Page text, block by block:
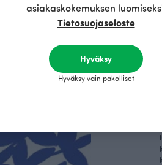
asiakaskokemuksen
Tietosuojaseloste
Hyväksy
Hyväksy vain pakolliset